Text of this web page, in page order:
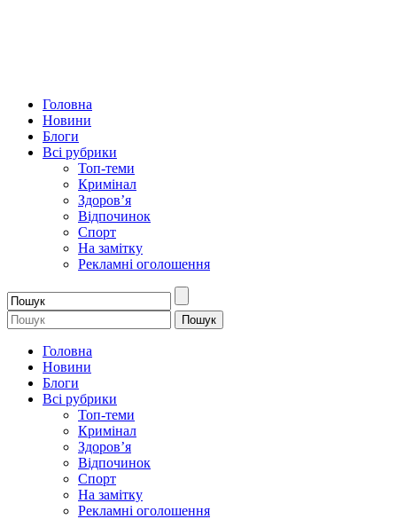
Головна
Новини
Блоги
Всі рубрики
Топ-теми
Кримінал
Здоров’я
Відпочинок
Спорт
На замітку
Рекламні оголошення
Головна
Новини
Блоги
Всі рубрики
Топ-теми
Кримінал
Здоров’я
Відпочинок
Спорт
На замітку
Рекламні оголошення